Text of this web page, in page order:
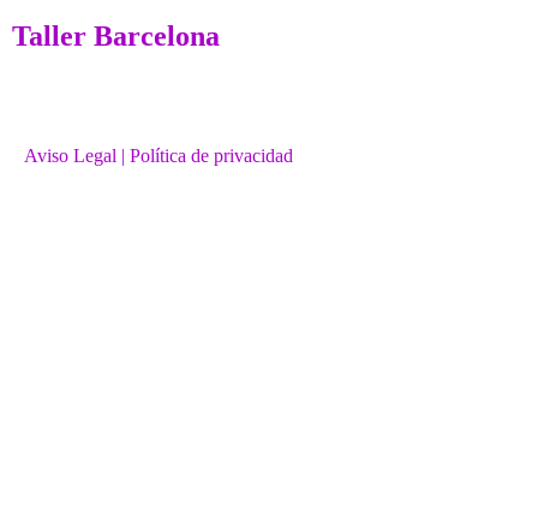
Taller Barcelona
Aviso Legal | Política de privacidad